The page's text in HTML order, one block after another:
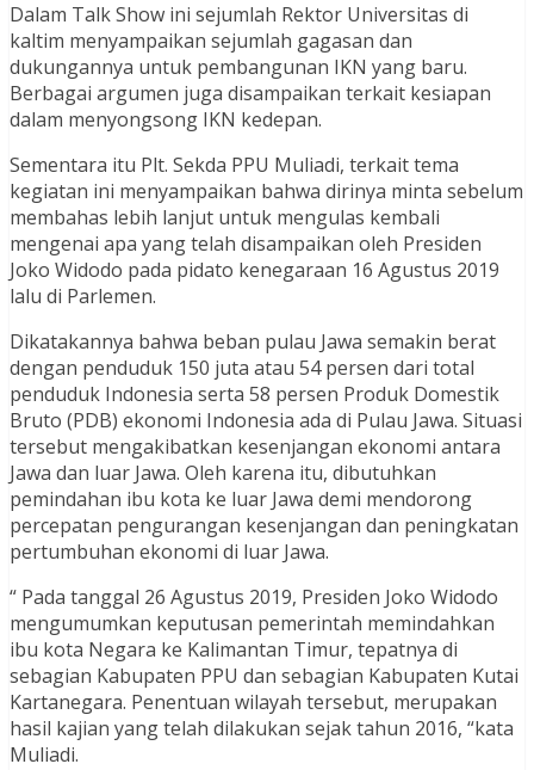
Dalam Talk Show ini sejumlah Rektor Universitas di
kaltim menyampaikan sejumlah gagasan dan
dukungannya untuk pembangunan IKN yang baru.
Berbagai argumen juga disampaikan terkait kesiapan
dalam menyongsong IKN kedepan.
Sementara itu Plt. Sekda PPU Muliadi, terkait tema
kegiatan ini menyampaikan bahwa dirinya minta sebelum
membahas lebih lanjut untuk mengulas kembali
mengenai apa yang telah disampaikan oleh Presiden
Joko Widodo pada pidato kenegaraan 16 Agustus 2019
lalu di Parlemen.
Dikatakannya bahwa beban pulau Jawa semakin berat
dengan penduduk 150 juta atau 54 persen dari total
penduduk Indonesia serta 58 persen Produk Domestik
Bruto (PDB) ekonomi Indonesia ada di Pulau Jawa. Situasi
tersebut mengakibatkan kesenjangan ekonomi antara
Jawa dan luar Jawa. Oleh karena itu, dibutuhkan
pemindahan ibu kota ke luar Jawa demi mendorong
percepatan pengurangan kesenjangan dan peningkatan
pertumbuhan ekonomi di luar Jawa.
“ Pada tanggal 26 Agustus 2019, Presiden Joko Widodo
mengumumkan keputusan pemerintah memindahkan
ibu kota Negara ke Kalimantan Timur, tepatnya di
sebagian Kabupaten PPU dan sebagian Kabupaten Kutai
Kartanegara. Penentuan wilayah tersebut, merupakan
hasil kajian yang telah dilakukan sejak tahun 2016, “kata
Muliadi.